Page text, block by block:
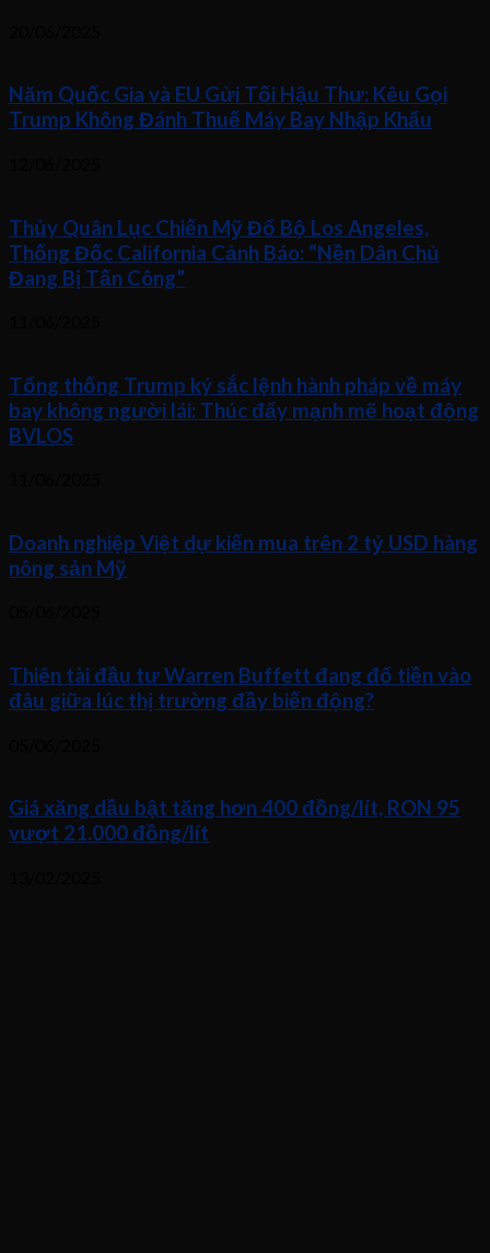
Năm Quốc Gia và EU Gửi Tối Hậu Thư: Kêu Gọi
Trump Không Đánh Thuế Máy Bay Nhập Khẩu
Thủy Quân Lục Chiến Mỹ Đổ Bộ Los Angeles,
Thống Đốc California Cảnh Báo: “Nền Dân Chủ
Đang Bị Tấn Công”
Tổng thống Trump ký sắc lệnh hành pháp về máy
bay không người lái: Thúc đẩy mạnh mẽ hoạt động
BVLOS
Doanh nghiệp Việt dự kiến mua trên 2 tỷ USD hàng
nông sản Mỹ
Thiên tài đầu tư Warren Buffett đang đổ tiền vào
đâu giữa lúc thị trường đầy biến động?
Giá xăng dầu bật tăng hơn 400 đồng/lít, RON 95
vượt 21.000 đồng/lít